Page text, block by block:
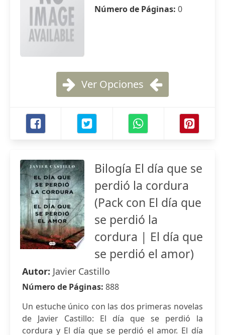
Número de Páginas: 0
Ver Opciones
Bilogía El día que se
perdió la cordura
(Pack con El día que
se perdió la
cordura | El día que
se perdió el amor)
Autor: Javier Castillo
Número de Páginas: 888
Un estuche único con las dos primeras novelas
de Javier Castillo: El día que se perdió la
cordura y El día que se perdió el amor. El día